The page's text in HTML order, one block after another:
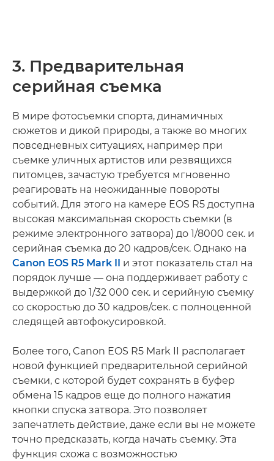
3. Предварительная
серийная съемка
В мире фотосъемки спорта, динамичных
сюжетов и дикой природы, а также во многих
повседневных ситуациях, например при
съемке уличных артистов или резвящихся
питомцев, зачастую требуется мгновенно
реагировать на неожиданные повороты
событий. Для этого на камере EOS R5 доступна
высокая максимальная скорость съемки (в
режиме электронного затвора) до 1/8000 сек. и
серийная съемка до 20 кадров/сек. Однако на
Canon EOS R5 Mark II
и этот показатель стал на
порядок лучше — она поддерживает работу с
выдержкой до 1/32 000 сек. и серийную съемку
со скоростью до 30 кадров/сек. с полноценной
следящей автофокусировкой.
Более того, Canon EOS R5 Mark II располагает
новой функцией предварительной серийной
съемки, с которой будет сохранять в буфер
обмена 15 кадров еще до полного нажатия
кнопки спуска затвора. Это позволяет
запечатлеть действие, даже если вы не можете
точно предсказать, когда начать съемку. Эта
функция схожа с возможностью